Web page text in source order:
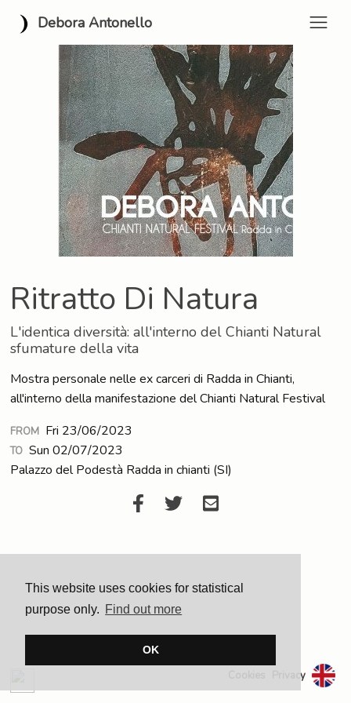
This website uses cookies for statistical
purpose only. Find out more
OK
Debora Antonello
Privacy
Ritratto Di Natura
L'identica diversità: all'interno del Chianti Natural
sfumature della vita
Mostra personale nelle ex carceri di Radda in Chianti,
all'interno della manifestazione del Chianti Natural Festival
FROM Fri 23/06/2023
TO Sun 02/07/2023
Palazzo del Podestà Radda in chianti (SI)